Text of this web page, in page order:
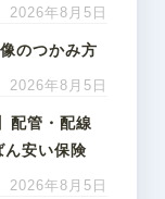
2026年8月5日
のつかみ方
2026年8月5日
配管・配線
安い保険
2026年8月5日